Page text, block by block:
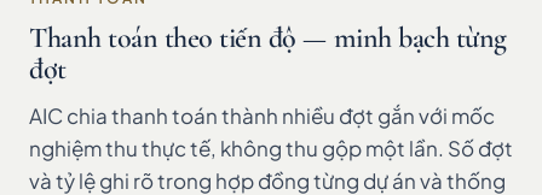
Thanh toán theo tiến độ — minh bạch từng
đợt
AIC chia thanh toán thành nhiều đợt gắn với mốc
nghiệm thu thực tế, không thu gộp một lần. Số đợt
và tỷ lệ ghi rõ trong hợp đồng từng dự án và thống